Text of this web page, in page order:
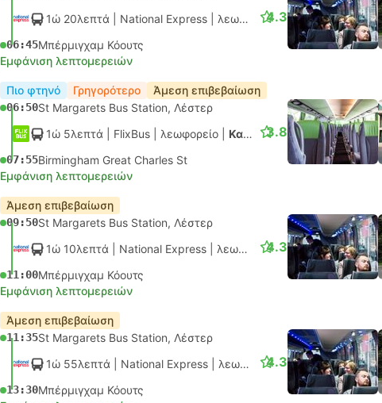
1ώ 20λεπτά | National Express λεωφορείο |Κανονικό AC
06:45Μπέρμιγχαμ Κόουτς
4.3
Εμφάνιση λεπτομερειών
Πιο φτηνό Γρηγορότερο Άμεση επιβεβαίωση
06:50St Margarets Bus Station, Λέστερ
1ώ 5λεπτά | FlixBus λεωφορείο Κανονικό
07:55Birmingham Great Charles St
3.8
Εμφάνιση λεπτομερειών
Άμεση επιβεβαίωση
09:50St Margarets Bus Station, Λέστερ
1ώ 10λεπτά | National Express λεωφορείο |Κανονικό AC
11:00Μπέρμιγχαμ Κόουτς
4.3
Εμφάνιση λεπτομερειών
Άμεση επιβεβαίωση
11:35St Margarets Bus Station, Λέστερ
1ώ 55λεπτά | National Express λεωφορείο |Κανονικό AC
13:30Μπέρμιγχαμ Κόουτς
4.3